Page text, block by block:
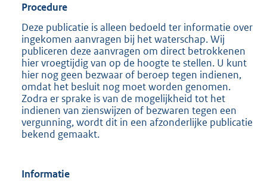
Procedure
Deze publicatie is alleen bedoeld ter informatie over
ingekomen aanvragen bij het waterschap. Wij
publiceren deze aanvragen om direct betrokkenen
hier vroegtijdig van op de hoogte te stellen. U kunt
hier nog geen bezwaar of beroep tegen indienen,
omdat het besluit nog moet worden genomen.
Zodra er sprake is van de mogelijkheid tot het
indienen van zienswijzen of bezwaren tegen een
vergunning, wordt dit in een afzonderlijke publicatie
bekend gemaakt.
Informatie